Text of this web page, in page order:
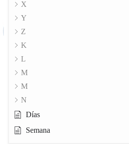
X
Y
Z
K
L
M
M
N
Días
Semana